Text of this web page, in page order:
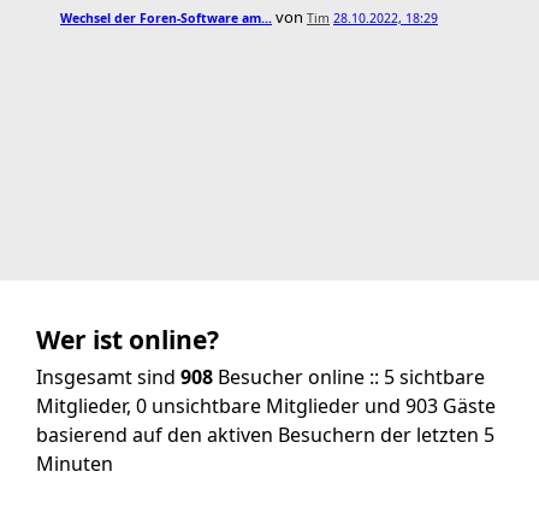
Wechsel der Foren-Software am… von Tim 28.10.2022, 18:29
Wer ist online?
Insgesamt sind 908 Besucher online :: 5 sichtbare
Mitglieder, 0 unsichtbare Mitglieder und 903 Gäste
basierend auf den aktiven Besuchern der letzten 5
Minuten